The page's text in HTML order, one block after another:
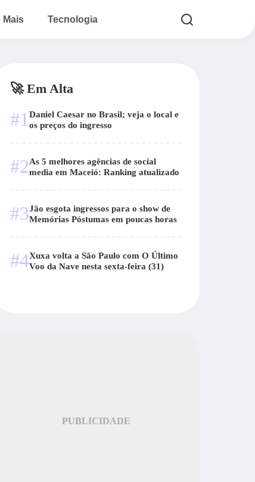
Mais Tecnologia
🚀 Em Alta
#1 Daniel Caesar no Brasil; veja o local e
os preços do ingresso
#2As 5 melhores agências de social
media em Maceió: Ranking atualizado
#3Jão esgota ingressos para o show de
Memórias Póstumas em poucas horas
#4Xuxa volta a São Paulo com O Último
Voo da Nave nesta sexta-feira (31)
PUBLICIDADE